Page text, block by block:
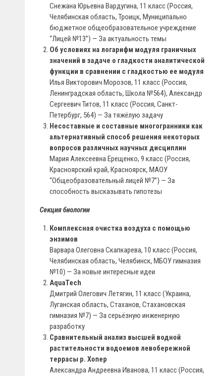
Снежана Юрьевна Вардугина, 11 класс (Россия,
Челябинская область, Троицк, Муниципально
бюджетное общеобразовательное учреждение
“Лицей №13”) — За актуальность темы
Об условиях на логарифм модуля граничных
значений в задаче о гладкости аналитической
функции в сравнении с гладкостью ее модуля
Илья Викторович Морозов, 11 класс (Россия,
Ленинградская область, Школа №564), Александр
Сергеевич Титов, 11 класс (Россия, Санкт-
Петербург, 564) — За тяжёлую задачу
Несоставные и составные многогранники как
альтернативный способ решения некоторых
вопросов различных научных дисциплин
Мария Алексеевна Ерещенко, 9 класс (Россия,
Красноярский край, Красноярск, МАОУ
“Общеобразовательный лицей №7”) — За
способность высказывать гипотезы
Секция биологии
Комплексная очистка воздуха с помощью
энзимов
Варвара Олеговна Скапкарева, 10 класс (Россия,
Челябинская область, Челябинск, МБОУ гимназия
№10) — За новые интересные идеи
AquaTech
Дмитрий Олегович Летягин, 11 класс (Украина,
Луганская область, Стаханов, Стахановская
гимназия №7) — За cерьёзную инженерную
разработку
Сравнительный анализ высшей водной
растительности водоемов левобережной
террасы р. Хопер
Александра Андреевна Иванова, 11 класс (Россия,